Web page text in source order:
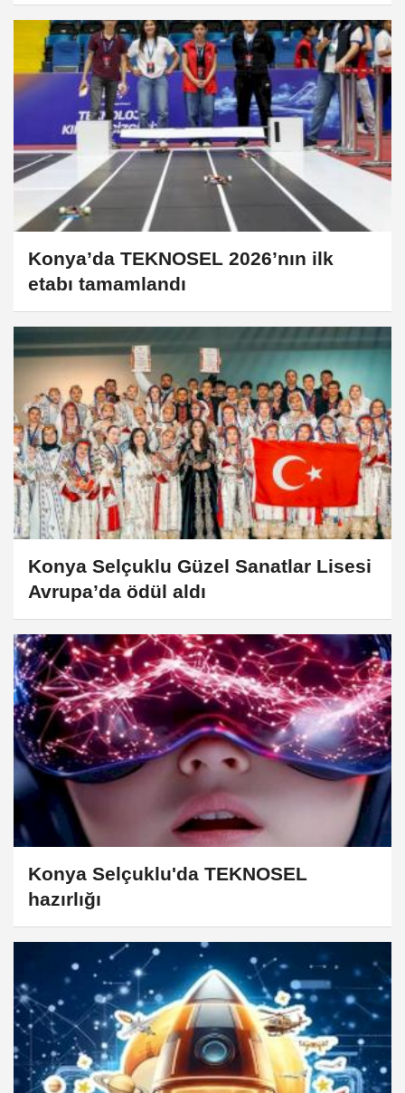
Konya’da TEKNOSEL 2026’nın ilk
etabı tamamlandı
Konya Selçuklu Güzel Sanatlar Lisesi
Avrupa’da ödül aldı
Konya Selçuklu'da TEKNOSEL
hazırlığı